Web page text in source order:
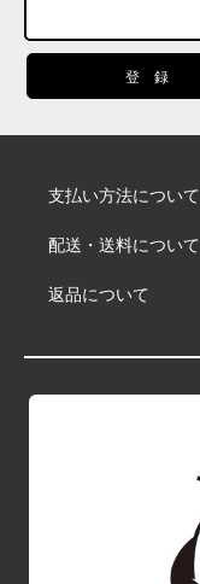
支払い方法について
配送・送料について
返品について